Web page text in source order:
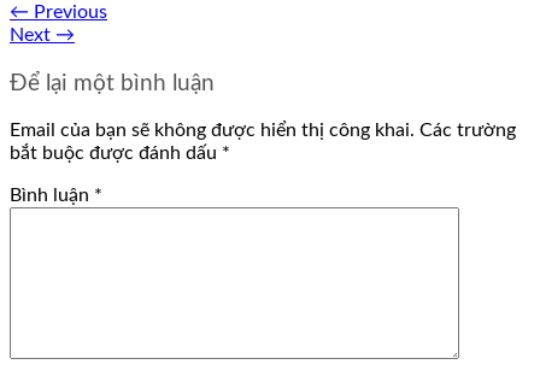
← Previous
Next →
Để lại một bình luận
Email của bạn sẽ không được hiển thị công khai. Các trường
bắt buộc được đánh dấu *
Bình luận *